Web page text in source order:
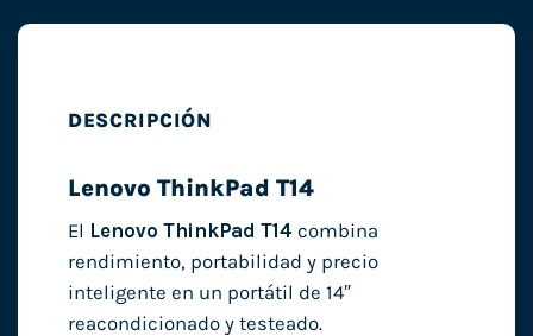
DESCRIPCIÓN
Lenovo ThinkPad T14
El Lenovo ThinkPad T14 combina
rendimiento, portabilidad y precio
inteligente en un portátil de 14″
reacondicionado y testeado.